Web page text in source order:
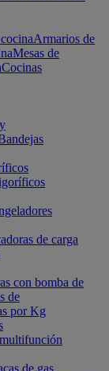
Armarios de
Mesas de
Cocinas
de carga
con bomba de
de
por Kg
de gas